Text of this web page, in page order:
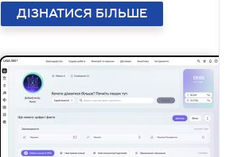
ДІЗНАТИСЯ БІЛЬШЕ